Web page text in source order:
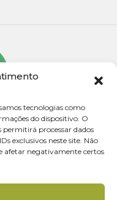
tecnologias como
do dispositivo. O
permitirá processar dados
exclusivos neste site. Não
afetar negativamente certos